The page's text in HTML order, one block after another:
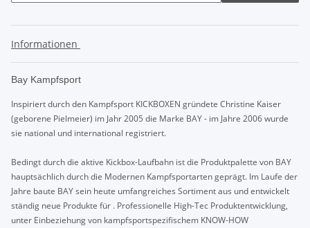
Informationen
Bay Kampfsport
Inspiriert durch den Kampfsport KICKBOXEN gründete Christine Kaiser
(geborene Pielmeier) im Jahr 2005 die Marke BAY - im Jahre 2006 wurde
sie national und international registriert.
Bedingt durch die aktive Kickbox-Laufbahn ist die Produktpalette von BAY
hauptsächlich durch die Modernen Kampfsportarten geprägt. Im Laufe der
Jahre baute BAY sein heute umfangreiches Sortiment aus und entwickelt
ständig neue Produkte für . Professionelle High-Tec Produktentwicklung,
unter Einbeziehung von kampfsportspezifischem KNOW-HOW